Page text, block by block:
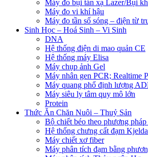
Máy đo bụi tán xạ Lazer/Bụi
Máy đo vi khí hậu
Máy đo tần số sóng – điện từ
Sinh Học – Hoá Sinh – Vi Sinh
DNA
Hệ thống điện di mao quản CE
Hệ thống máy Elisa
Máy chụp ảnh Gel
Máy nhân gen PCR; Realtime
Máy quang phổ định lượng
Máy siêu ly tâm quy mô lớn
Protein
Thức Ăn Chăn Nuôi – Thuỷ Sản
Bộ chiết béo theo phương
Hệ thống chưng cất đạm
Máy chiết xơ fiber
Máy phân tích đạm bằng